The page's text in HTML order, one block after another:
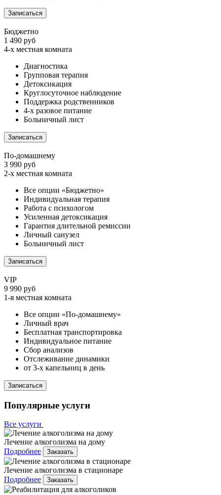
Записаться
Бюджетно
1 490 руб
4-х местная комната
Диагностика
Групповая терапия
Детоксикация
Круглосуточное наблюдение
Поддержка родственников
4-х разовое питание
Больничный лист
Записаться
По-домашнему
3 990 руб
2-х местная комната
Все опции «Бюджетно»
Индивидуальная терапия
Работа с психологом
Усиленная детоксикация
Гарантия длительной ремиссии
Личный санузел
Больничный лист
Записаться
VIP
9 990 руб
1-я местная комната
Все опции «По-домашнему»
Личный врач
Бесплатная транспортировка
Индивидуальное питание
Сбор анализов
Отслеживание динамики
от 3-х капельниц в день
Записаться
Популярные услуги
Все услуги
Лечение алкоголизма на дому
Подробнее
Заказать
Лечение алкоголизма в стационаре
Подробнее
Заказать